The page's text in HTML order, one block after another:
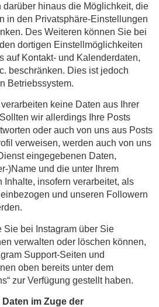
darüber hinaus die Möglichkeit, die
in den Privatsphäre-Einstellungen
Des Weiteren können Sie bei
dortigen Einstellmöglichkeiten
auf Kontakt- und Kalenderdaten,
beschränken. Dies ist jedoch
Betriebssystem.
keine Daten aus Ihrer
wir allerdings Ihre Posts
oder auch von uns aus Posts
verweisen, werden auch von uns
eingegebenen Daten,
)Name und die unter Ihrem
Inhalte, insofern verarbeitet, als
und unseren Followern
Sie bei Instagram über Sie
verwalten oder löschen können,
Support-Seiten und
oben bereits unter dem
zur Verfügung gestellt haben.
im Zuge der